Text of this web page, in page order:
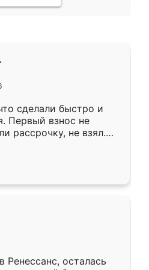
сделали быстро и
Первый взнос не
рассрочку, не взял.
сборщик с прямыми
адекватно.
Ренессанс, осталась